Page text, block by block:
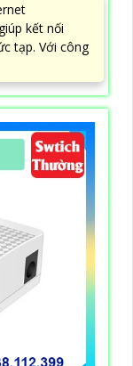
kết nối
tạp. Với công